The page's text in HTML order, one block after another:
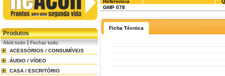
Produtos
Abrir tudo|Fechar tudo
ACESSÓRIOS / CONSUMÍVEIS
ÁUDIO / VÍDEO
CASA / ESCRITÓRIO
Referência
GMP 078
Ficha Técnica